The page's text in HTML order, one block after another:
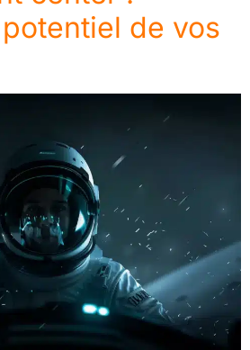
de vos